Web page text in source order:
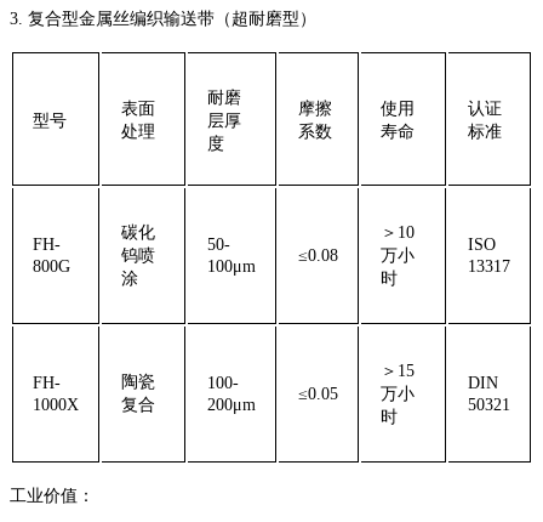
3. ‌复合型金属丝编织输送带（超耐磨型）‌
型号
表面
处理
耐磨
层厚
度
摩擦
系数
使用
寿命
认证
标准
FH-
800G
碳化
钨喷
涂
50-
100μm
≤0.08
＞10
万小
时
ISO
13317
FH-
1000X
陶瓷
复合
100-
200μm
≤0.05
＞15
万小
时
DIN
50321
工业价值：